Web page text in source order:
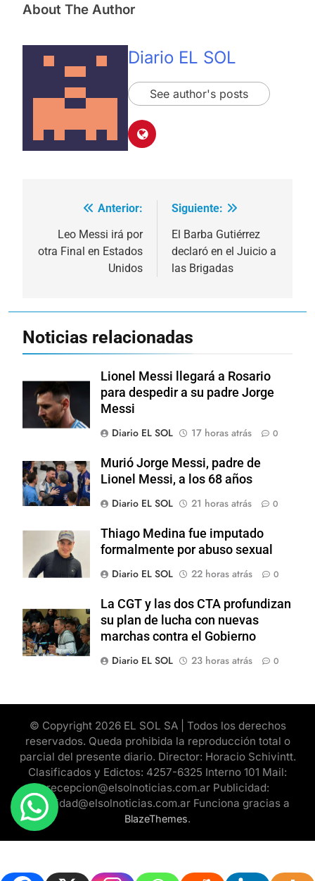
About The Author
Diario EL SOL
See author's posts
Navegación
Anterior:
Leo Messi irá por
otra Final en Estados
Unidos
Siguiente:
El Barba Gutiérrez
declaró en el Juicio a
las Brigadas
Noticias relacionadas
Lionel Messi llegará a Rosario
para despedir a su padre Jorge
Messi
Diario EL SOL
17 horas atrás 0
Murió Jorge Messi, padre de
Lionel Messi, a los 68 años
Diario EL SOL
21 horas atrás 0
Thiago Medina fue imputado
formalmente por abuso sexual
Diario EL SOL
22 horas atrás 0
La CGT y las dos CTA profundizan
su plan de lucha con nuevas
marchas contra el Gobierno
Diario EL SOL
23 horas atrás 0
© Copyright 2026 EL SOL SA | Todos los derechos
reservados. Queda prohibida la reproducción total o
parcial del presente diario. Director: Horacio Schivintt.
Clasificados y Edictos: 4257-6325 Interno 101 Mail:
recepcion@elsolnoticias.com.ar Publicidad:
publicidad@elsolnoticias.com.ar Funciona gracias a
BlazeThemes.